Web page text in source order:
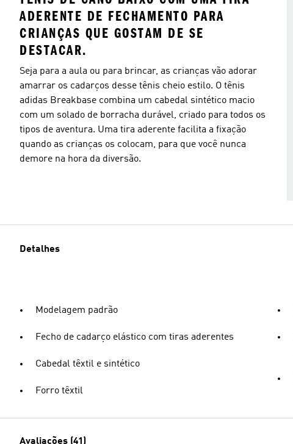
ADERENTE DE FECHAMENTO PARA
CRIANÇAS QUE GOSTAM DE SE
DESTACAR.
Seja para a aula ou para brincar, as crianças vão adorar
amarrar os cadarços desse tênis cheio estilo. O tênis
adidas Breakbase combina um cabedal sintético macio
com um solado de borracha durável, criado para todos os
tipos de aventura. Uma tira aderente facilita a fixação
quando as crianças os colocam, para que você nunca
demore na hora da diversão.
Detalhes
Modelagem padrão
Fecho de cadarço elástico com tiras aderentes
Cabedal têxtil e sintético
Forro têxtil
Avaliações (41)